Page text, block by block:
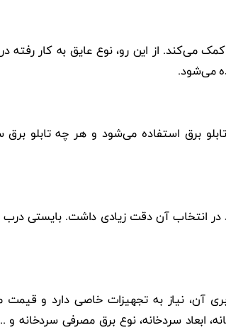
می‌کند. از این رو، نوع عایق به کار رفته
می‌شود.
برق استفاده می‌شود و هر چه تابلو برق
انتخاب آن دقت زیادی داشت. بایستی درب
آن، نیاز به تجهیزات خاصی دارد و
ابعاد سردخانه، نوع برق مصرفی